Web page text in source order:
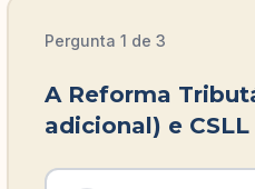
Pergunta 1 de 3
A Reforma
adicional) e CSLL